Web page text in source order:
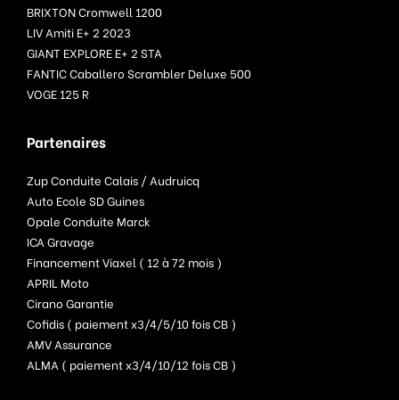
BRIXTON Cromwell 1200
LIV Amiti E+ 2 2023
GIANT EXPLORE E+ 2 STA
FANTIC Caballero Scrambler Deluxe 500
VOGE 125 R
Partenaires
Zup Conduite Calais / Audruicq
Auto Ecole SD Guines
Opale Conduite Marck
ICA Gravage
Financement Viaxel ( 12 à 72 mois )
APRIL Moto
Cirano Garantie
Cofidis ( paiement x3/4/5/10 fois CB )
AMV Assurance
ALMA ( paiement x3/4/10/12 fois CB )